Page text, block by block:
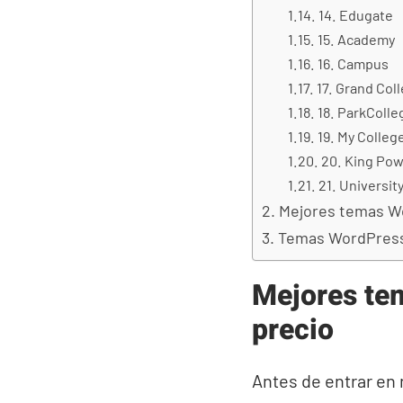
14. Edugate
15. Academy
16. Campus
17. Grand
18.
19. My
20. King
21. University
Mejores temas
Temas
Mejores
precio
Antes de entrar